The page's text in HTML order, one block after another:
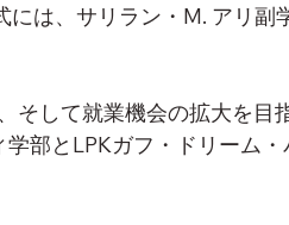
は、サリラン・M. アリ副
そして就業機会の拡大を目
部とLPKガフ・ドリーム